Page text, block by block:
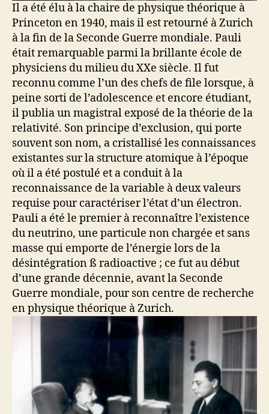
Il a été élu à la chaire de physique théorique à
Princeton en 1940, mais il est retourné à Zurich
à la fin de la Seconde Guerre mondiale. Pauli
était remarquable parmi la brillante école de
physiciens du milieu du XXe siècle. Il fut
reconnu comme l’un des chefs de file lorsque, à
peine sorti de l’adolescence et encore étudiant,
il publia un magistral exposé de la théorie de la
relativité. Son principe d’exclusion, qui porte
souvent son nom, a cristallisé les connaissances
existantes sur la structure atomique à l’époque
où il a été postulé et a conduit à la
reconnaissance de la variable à deux valeurs
requise pour caractériser l’état d’un électron.
Pauli a été le premier à reconnaître l’existence
du neutrino, une particule non chargée et sans
masse qui emporte de l’énergie lors de la
désintégration ß radioactive ; ce fut au début
d’une grande décennie, avant la Seconde
Guerre mondiale, pour son centre de recherche
en physique théorique à Zurich.